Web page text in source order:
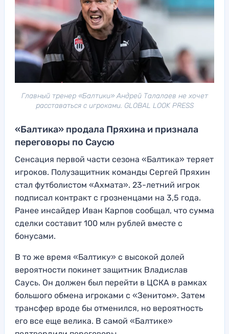
Главный тренер «Балтики» Андрей Талалаев не хочет
расставаться с игроками. GLOBAL LOOK PRESS
«Балтика» продала Пряхина и признала
переговоры по Саусю
Сенсация первой части сезона «Балтика» теряет
игроков. Полузащитник команды Сергей Пряхин
стал футболистом «Ахмата». 23-летний игрок
подписал контракт с грозненцами на 3,5 года.
Ранее инсайдер Иван Карпов сообщал, что сумма
сделки составит 100 млн рублей вместе с
бонусами.
В то же время «Балтику» с высокой долей
вероятности покинет защитник Владислав
Саусь. Он должен был перейти в ЦСКА в рамках
большого обмена игроками с «Зенитом». Затем
трансфер вроде бы отменился, но вероятность
его все еще велика. В самой «Балтике»